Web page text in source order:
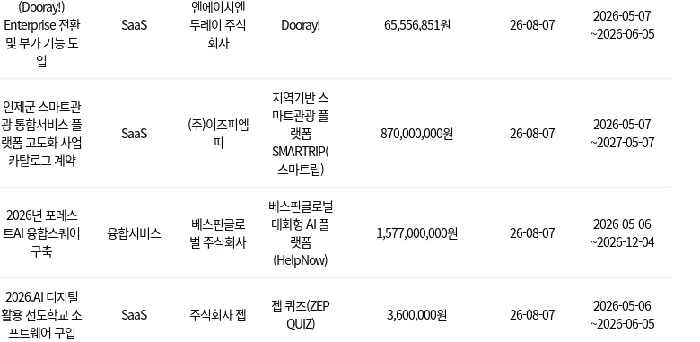
(Dooray!)
Enterprise 전환
및 부가 기능 도
입
SaaS
엔에이치엔
두레이 주식
회사
Dooray! 65,556,851원 26-08-07
2026-05-07
~2026-06-05
인제군 스마트관
광 통합서비스 플
랫폼 고도화 사업
카탈로그 계약
SaaS
(주)이즈피엠
피
지역기반 스
마트관광 플
랫폼
SMARTRIP(
스마트립)
870,000,000원 26-08-07
2026-05-07
~2027-05-07
2026년 포레스
트AI 융합스퀘어
구축
융합서비스
베스핀글로
벌 주식회사
베스핀글로벌
대화형 AI 플
랫폼
(HelpNow)
1,577,000,000원 26-08-07
2026-05-06
~2026-12-04
2026.AI 디지털
활용 선도학교 소
프트웨어 구입
SaaS 주식회사 젭
젭 퀴즈(ZEP
QUIZ)
3,600,000원 26-08-07
2026-05-06
~2026-06-05